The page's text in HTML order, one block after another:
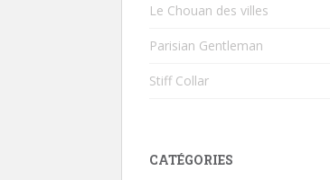
Le Chouan des villes
Parisian Gentleman
Stiff Collar
CATÉGORIES